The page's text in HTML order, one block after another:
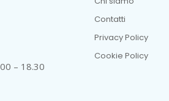
– 18.30
Contatti
Privacy Policy
Cookie Policy